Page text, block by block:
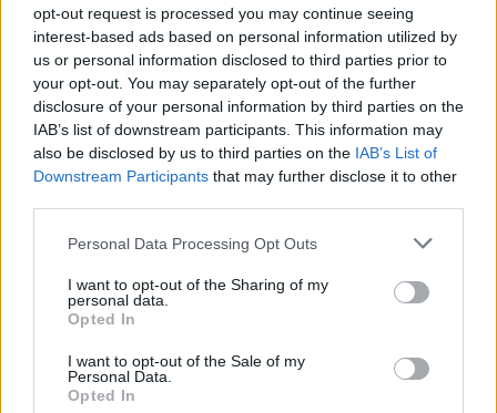
opt-out request is processed you may continue seeing
interest-based ads based on personal information utilized by
us or personal information disclosed to third parties prior to
your opt-out. You may separately opt-out of the further
disclosure of your personal information by third parties on the
IAB’s list of downstream participants. This information may
also be disclosed by us to third parties on the IAB’s List of
Downstream Participants that may further disclose it to other
Personal Data Processing Opt Outs
I want to opt-out of the Sharing of my
personal data.
Opted In
I want to opt-out of the Sale of my
Personal Data.
Opted In
* Asepro Seguridad S.L.U.
Gijón (Asturias)
Ver más
25.812